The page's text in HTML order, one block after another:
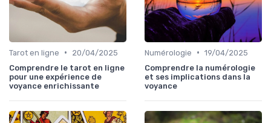
Tarot en ligne •
20/04/2025
Comprendre le tarot en ligne
pour une expérience de
voyance enrichissante
Numérologie • 19/04/2025
Comprendre la numérologie
et ses implications dans la
voyance